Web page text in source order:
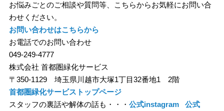
お悩みごとのご相談や質問等、こちらからお気軽にお問い合
わせください。
お問い合わせはこちらから
お電話でのお問い合わせ
049-249-4777
株式会社 首都圏緑化サービス
〒350-1129 埼玉県川越市大塚1丁目32番地1 2階
首都圏緑化サービストップページ
スタッフの裏話や解体の話も・・・ 公式instagram
公式